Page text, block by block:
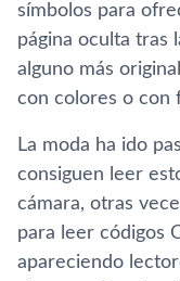
sí­mbolos para
página oculta tras
alguno más
con colores o con
La moda ha ido
consiguen leer
cámara, otras
para leer códigos
apareciendo